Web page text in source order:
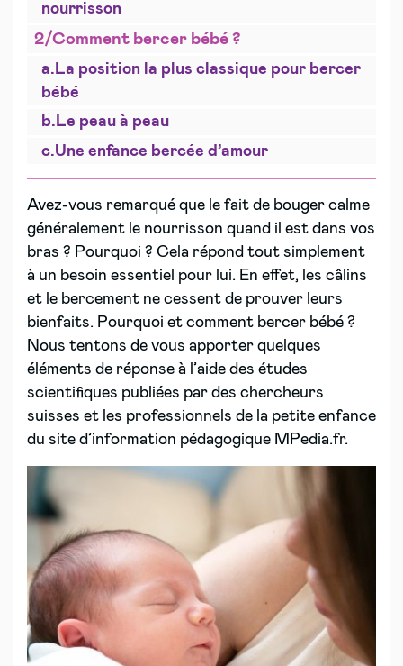
nourrisson
2/Comment bercer bébé ?
a. La position la plus classique pour bercer
bébé
b. Le peau à peau
c.Une enfance bercée d’amour
Avez-vous remarqué que le fait de bouger calme
généralement le nourrisson quand il est dans vos
bras ? Pourquoi ? Cela répond tout simplement
à un besoin essentiel pour lui. En effet, les câlins
et le bercement ne cessent de prouver leurs
bienfaits. Pourquoi et comment bercer bébé ?
Nous tentons de vous apporter quelques
éléments de réponse à l’aide des études
scientifiques publiées par des chercheurs
suisses et les professionnels de la petite enfance
du site d’information pédagogique MPedia.fr.